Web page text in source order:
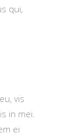
qui,
vis
in mei.
ei